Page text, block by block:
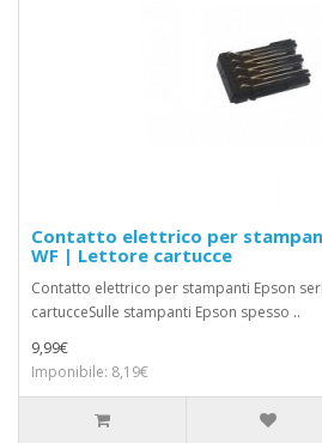
Contatto elettrico per
WF | Lettore cartucce
Contatto elettrico per stampanti Epson
cartucceSulle stampanti Epson spesso ..
9,99€
Imponibile: 8,19€